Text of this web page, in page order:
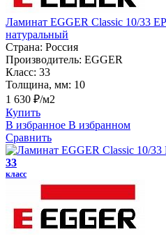
Ламинат EGGER Classic 10/33
натуральный
Страна: Россия
Производитель: EGGER
Класс: 33
Толщина, мм: 10
1 630 ₽/м2
Купить
В избранное В избранном
Сравнить
33
класс